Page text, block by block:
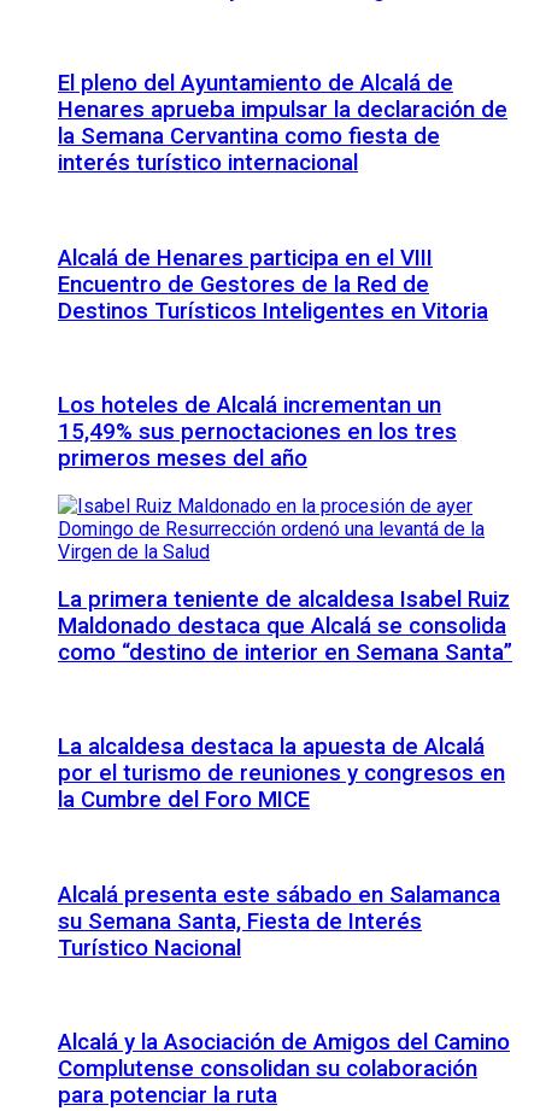
El pleno del Ayuntamiento de Alcalá de
Henares aprueba impulsar la declaración de
la Semana Cervantina como fiesta de
interés turístico internacional
Alcalá de Henares participa en el VIII
Encuentro de Gestores de la Red de
Destinos Turísticos Inteligentes en Vitoria
Los hoteles de Alcalá incrementan un
15,49% sus pernoctaciones en los tres
primeros meses del año
La primera teniente de alcaldesa Isabel Ruiz
Maldonado destaca que Alcalá se consolida
como “destino de interior en Semana Santa”
La alcaldesa destaca la apuesta de Alcalá
por el turismo de reuniones y congresos en
la Cumbre del Foro MICE
Alcalá presenta este sábado en Salamanca
su Semana Santa, Fiesta de Interés
Turístico Nacional
Alcalá y la Asociación de Amigos del Camino
Complutense consolidan su colaboración
para potenciar la ruta